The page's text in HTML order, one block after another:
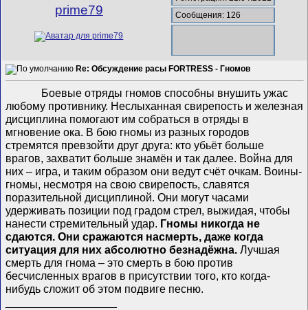
prime79
Сообщения: 126
Re: Обсуждение расы FORTRESS - Гномов
Боевые отряды гномов способны внушить ужас
любому противнику. Неслыханная свирепость и железная
дисциплина помогают им собраться в отряды в
мгновение ока. В бою гномы из разных городов
стремятся превзойти друг друга: кто убьёт больше
врагов, захватит больше знамён и так далее. Война для
них – игра, и таким образом они ведут счёт очкам. Воины-
гномы, несмотря на свою свирепость, славятся
поразительной дисциплиной. Они могут часами
удерживать позиции под градом стрел, выжидая, чтобы
нанести стремительный удар. Гномы никогда не
сдаются. Они сражаются насмерть, даже когда
ситуация для них абсолютно безнадёжна.Лучшая
смерть для гнома – это смерть в бою против
бесчисленных врагов в присутствии того, кто когда-
нибудь сложит об этом подвиге песню.